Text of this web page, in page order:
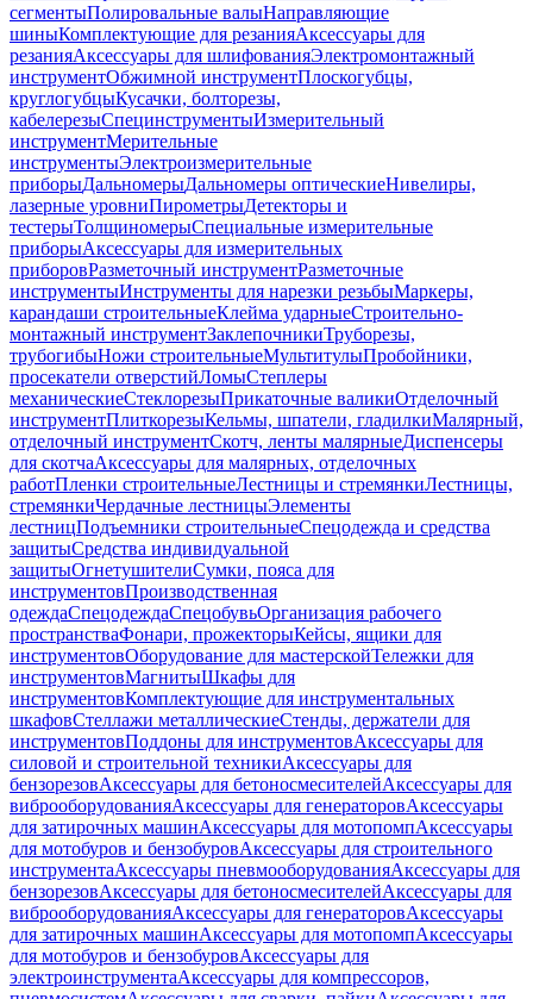
сегментыПолировальные валыНаправляющие
шиныКомплектующие для резанияАксессуары для
резанияАксессуары для шлифованияЭлектромонтажный
инструментОбжимной инструментПлоскогубцы,
круглогубцыКусачки, болторезы,
кабелерезыСпецинструментыИзмерительный
инструментМерительные
инструментыЭлектроизмерительные
приборыДальномерыДальномеры оптическиеНивелиры,
лазерные уровниПирометрыДетекторы и
тестерыТолщиномерыСпециальные измерительные
приборыАксессуары для измерительных
приборовРазметочный инструментРазметочные
инструментыИнструменты для нарезки резьбыМаркеры,
карандаши строительныеКлейма ударныеСтроительно-
монтажный инструментЗаклепочникиТруборезы,
трубогибыНожи строительныеМультитулыПробойники,
просекатели отверстийЛомыСтеплеры
механическиеСтеклорезыПрикаточные валикиОтделочный
инструментПлиткорезыКельмы, шпатели, гладилкиМалярный,
отделочный инструментСкотч, ленты малярныеДиспенсеры
для скотчаАксессуары для малярных, отделочных
работПленки строительныеЛестницы и стремянкиЛестницы,
стремянкиЧердачные лестницыЭлементы
лестницПодъемники строительныеСпецодежда и средства
защитыСредства индивидуальной
защитыОгнетушителиСумки, пояса для
инструментовПроизводственная
одеждаСпецодеждаСпецобувьОрганизация рабочего
пространстваФонари, прожекторыКейсы, ящики для
инструментовОборудование для мастерскойТележки для
инструментовМагнитыШкафы для
инструментовКомплектующие для инструментальных
шкафовСтеллажи металлическиеСтенды, держатели для
инструментовПоддоны для инструментовАксессуары для
силовой и строительной техникиАксессуары для
бензорезовАксессуары для бетоносмесителейАксессуары для
виброоборудованияАксессуары для генераторовАксессуары
для затирочных машинАксессуары для мотопомпАксессуары
для мотобуров и бензобуровАксессуары для строительного
инструментаАксессуары пневмооборудованияАксессуары для
бензорезовАксессуары для бетоносмесителейАксессуары для
виброоборудованияАксессуары для генераторовАксессуары
для затирочных машинАксессуары для мотопомпАксессуары
для мотобуров и бензобуровАксессуары для
электроинструментаАксессуары для компрессоров,